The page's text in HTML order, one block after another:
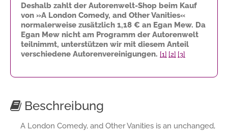
Deshalb zahlt der Autorenwelt-Shop beim Kauf
von »A London Comedy, and Other Vanities«
normalerweise zusätzlich 1,18 € an Egan Mew. Da
Egan Mew nicht am Programm der Autorenwelt
teilnimmt, unterstützen wir mit diesem Anteil
verschiedene Autorenvereinigungen. [1] [2] [3]
Beschreibung
A London Comedy, and Other Vanities is an unchanged,